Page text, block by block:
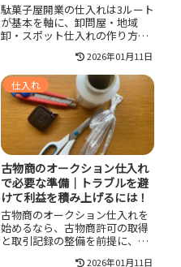
駄菓子屋開業の仕入れは3ルート
が基本を軸に、卸問屋・地域
卸・スポット仕入れの作り方、
え方、定番中心の品揃え、回転
日数での在庫管理、セット販売
での客単価設計、許可や食品衛
生責任者の注意点まで一気に整
理し、最短で売場を形にする手
順をまとめます。
2026年01月11日
仕入れ
古物商のオークション仕入れ
で必要な準備｜トラブルを避
けて利益を積み上げるには！
古物商のオークション仕入れを
始めるなら、古物商許可の取得
と取引記録の整備を前提に、古
2026年01月11日